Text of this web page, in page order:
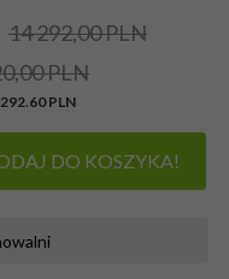
14 292,00 PLN
PLN
PLN
DO KOSZYKA!